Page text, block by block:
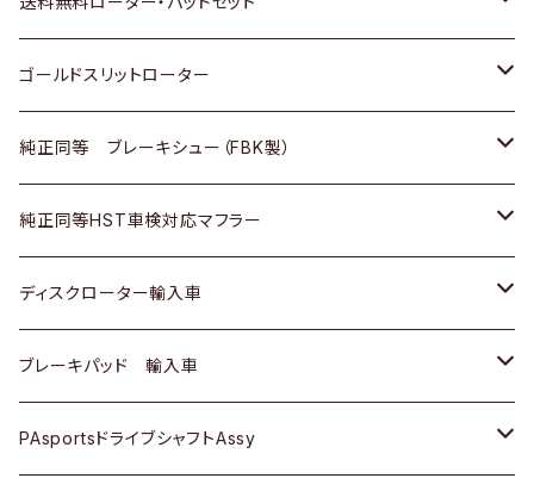
三菱ふそう
ＢＭＷ
三菱ふそう
その他
スバル
マツダ
三菱
スバル
三菱
ダイハツ
マツダ
三菱
スバル
日産
いすゞ
ダイハツ
マツダ
三菱
スバル
スズキ
日産
ダイハツ
マツダ
三菱
スバル
ホンダ
日産
いすゞ
ダイハツ
マツダ
三菱
トヨタ
ホンダ
スズキ
日産
ダイハツ
マツダ
ゴールドスリットローター
トヨタ
ホンダ
スズキ
日産
ダイハツ
純正同等 ブレーキシュー（FBK製）
ホンダ
スズキ
日産
ダイハツ
純正同等HST車検対応マフラー
トヨタ
ホンダ
スズキ
ディスクローター輸入車
ＡＵＤＩ
ＢＥＮＺ
ブレーキパッド 輸入車
ＢＥＮＺ
PAsportsドライブシャフトAssy